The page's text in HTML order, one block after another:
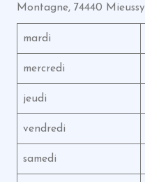
Montagne, 74440 Mieussy
mardi
mercredi
jeudi
vendredi
samedi